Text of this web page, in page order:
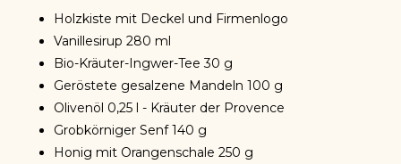
Holzkiste mit Deckel und Firmenlogo
Vanillesirup 280 ml
Bio-Kräuter-Ingwer-Tee 30 g
Geröstete gesalzene Mandeln 100 g
Olivenöl 0,25 l - Kräuter der Provence
Grobkörniger Senf 140 g
Honig mit Orangenschale 250 g